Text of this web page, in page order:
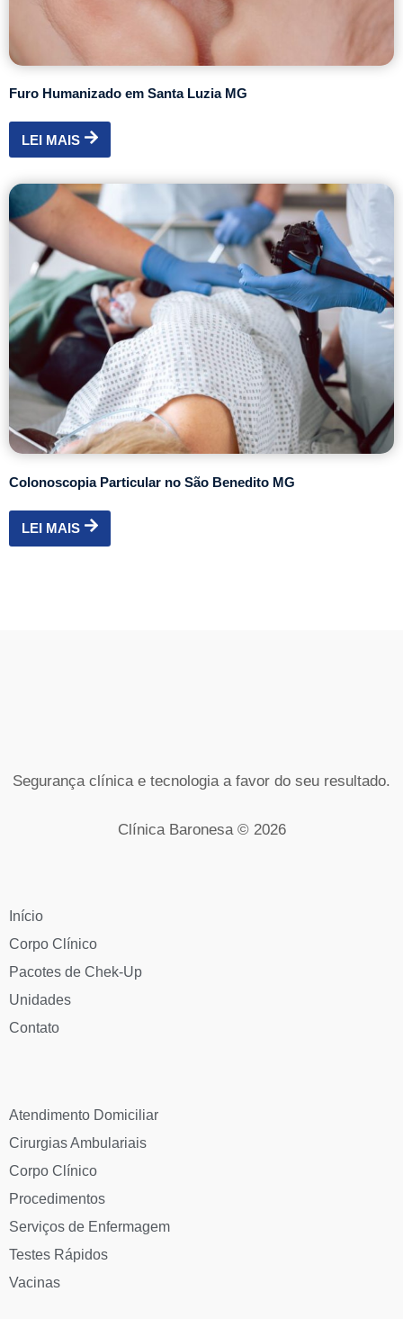
Furo Humanizado em Santa Luzia MG
LEI MAIS
Colonoscopia Particular no São Benedito MG
LEI MAIS
Segurança clínica e tecnologia a favor do seu resultado.
Clínica Baronesa © 2026
Início
Corpo Clínico
Pacotes de Chek-Up
Unidades
Contato
Atendimento Domiciliar
Cirurgias Ambulariais
Corpo Clínico
Procedimentos
Serviços de Enfermagem
Testes Rápidos
Vacinas